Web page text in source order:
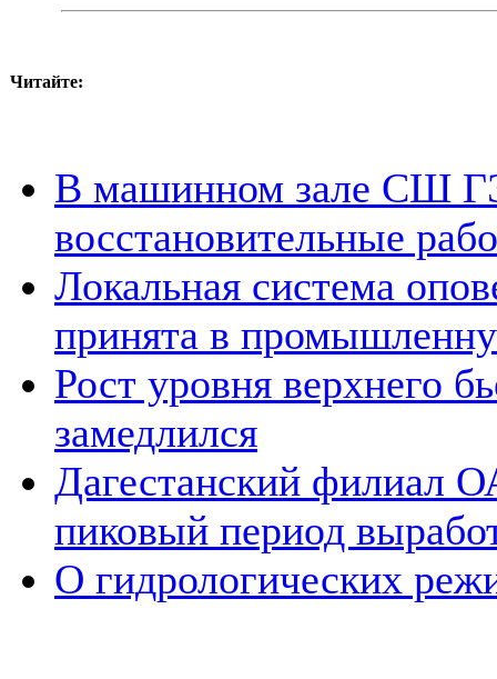
Читайте:
В машинном зале СШ
восстановительные
Локальная система
принята в
Рост уровня верхнего
замедлился
Дагестанский филиал
пиковый период
О гидрологических